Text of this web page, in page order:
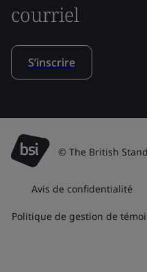
courriel
S’inscrire
© The British
Avis de confidentialité
Politique de gestion de